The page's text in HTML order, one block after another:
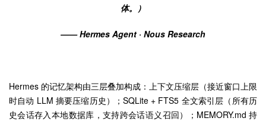
体。）
—— Hermes Agent · Nous Research
Hermes 的记忆架构由三层叠加构成：上下文压缩层（接近窗口上限
时自动 LLM 摘要压缩历史）；SQLite + FTS5 全文索引层（所有历
史会话存入本地数据库，支持跨会话语义召回）；MEMORY.md 持